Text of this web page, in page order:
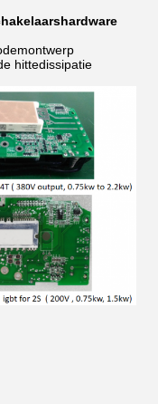
hittedissipatie